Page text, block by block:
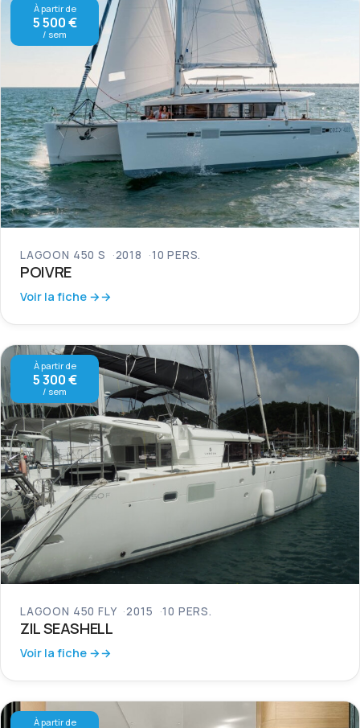
À partir de
5 500 €
/ sem
LAGOON 450 S 2018 10 PERS.
POIVRE
Voir la fiche →
À partir de
5 300 €
/ sem
LAGOON 450 FLY 2015 10 PERS.
ZIL SEASHELL
Voir la fiche →
À partir de